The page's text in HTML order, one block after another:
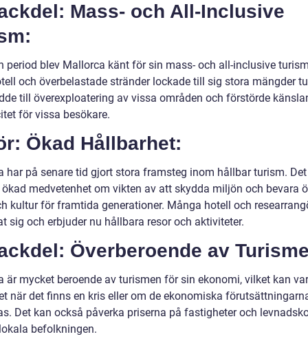
Mass- och All-Inclusive
period blev Mallorca känt för sin mass- och all-inclusive
och överbelastade stränder lockade till sig stora mängder
till överexploatering av vissa områden och förstörde
för vissa besökare.
Ökad Hållbarhet:
har på senare tid gjort stora framsteg inom hållbar turism.
medvetenhet om vikten av att skydda miljön och bevara
kultur för framtida generationer. Många hotell och
sig och erbjuder nu hållbara resor och aktiviteter.
Överberoende av
är mycket beroende av turismen för sin ekonomi, vilket kan
när det finns en kris eller om de ekonomiska
Det kan också påverka priserna på fastigheter och
befolkningen.